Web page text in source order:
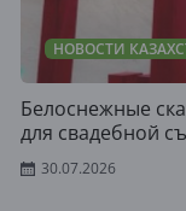
НОВОСТИ
Белоснежные
для свадебной
30.07.2026